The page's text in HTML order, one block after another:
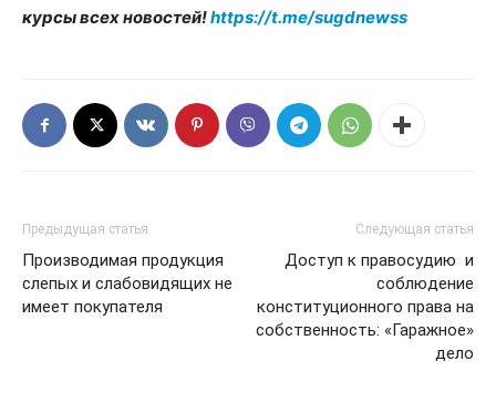
курсы всех новостей!https://t.me/sugdnewss
Предыдущая статья
Производимая продукция
слепых и слабовидящих не
имеет покупателя
Следующая статья
Доступ к правосудию и
соблюдение
конституционного права на
собственность: «Гаражное»
дело